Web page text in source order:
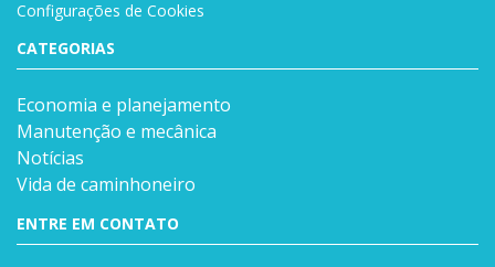
Configurações de Cookies
CATEGORIAS
Economia e planejamento
Manutenção e mecânica
Notícias
Vida de caminhoneiro
ENTRE EM CONTATO